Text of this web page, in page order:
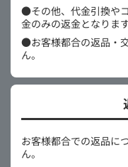
●その他、代金引換や
金のみの返金となりま
●お客様都合の返品・
ん。
お客様都合での返品に
ん。